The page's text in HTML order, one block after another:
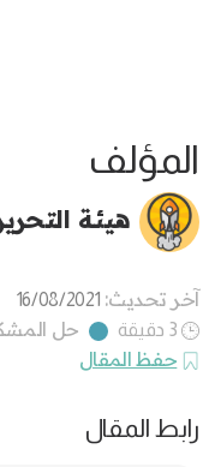
المؤلف
هيئة
آخر تحديث: 16/08/2021
3 دقيقة
حل
حفظ المقال
رابط المقال